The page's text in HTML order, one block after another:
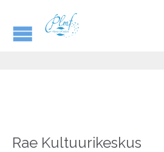
Rae Kultuurikeskus